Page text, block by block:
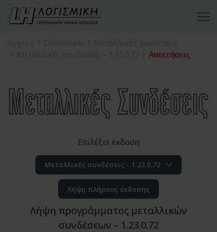
Απαιτήσεις
Επιλέξτε έκδοση
Μεταλλικές συνδέσεις - 1.23.0.72
Λήψη πλήρους έκδοσης
Λήψη προγράμματος μεταλλικών
συνδέσεων – 1.23.0.72